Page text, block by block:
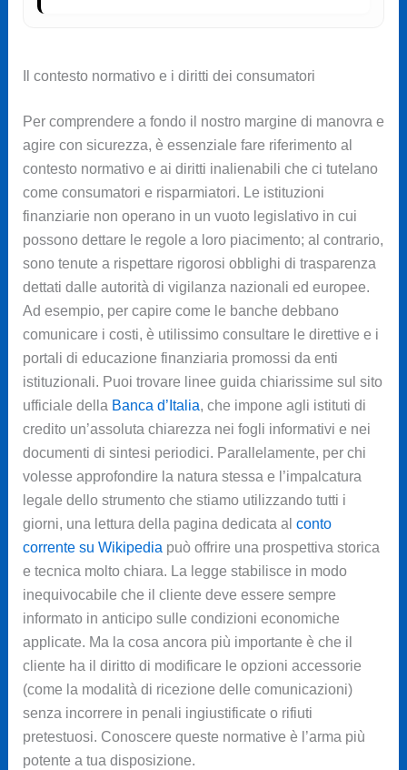
Il contesto normativo e i diritti dei consumatori
Per comprendere a fondo il nostro margine di manovra e
agire con sicurezza, è essenziale fare riferimento al
contesto normativo e ai diritti inalienabili che ci tutelano
come consumatori e risparmiatori. Le istituzioni
finanziarie non operano in un vuoto legislativo in cui
possono dettare le regole a loro piacimento; al contrario,
sono tenute a rispettare rigorosi obblighi di trasparenza
dettati dalle autorità di vigilanza nazionali ed europee.
Ad esempio, per capire come le banche debbano
comunicare i costi, è utilissimo consultare le direttive e i
portali di educazione finanziaria promossi da enti
istituzionali. Puoi trovare linee guida chiarissime sul sito
ufficiale della Banca d’Italia, che impone agli istituti di
credito un’assoluta chiarezza nei fogli informativi e nei
documenti di sintesi periodici. Parallelamente, per chi
volesse approfondire la natura stessa e l’impalcatura
legale dello strumento che stiamo utilizzando tutti i
giorni, una lettura della pagina dedicata al conto
corrente su Wikipediapuò offrire una prospettiva storica
e tecnica molto chiara. La legge stabilisce in modo
inequivocabile che il cliente deve essere sempre
informato in anticipo sulle condizioni economiche
applicate. Ma la cosa ancora più importante è che il
cliente ha il diritto di modificare le opzioni accessorie
(come la modalità di ricezione delle comunicazioni)
senza incorrere in penali ingiustificate o rifiuti
pretestuosi. Conoscere queste normative è l’arma più
potente a tua disposizione.